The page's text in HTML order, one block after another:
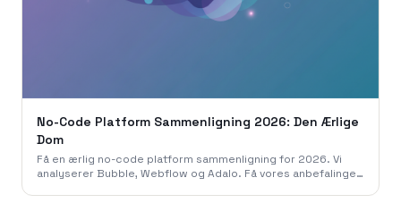
No-Code Platform Sammenligning 2026: Den Ærlige
Dom
Få en ærlig no-code platform sammenligning for 2026. Vi
analyserer Bubble, Webflow og Adalo. Få vores anbefalinger